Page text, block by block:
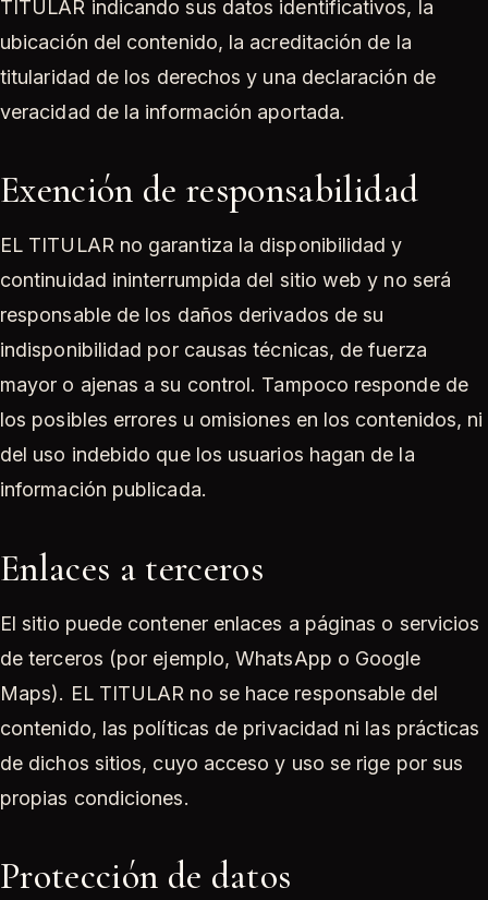
TITULAR indicando sus datos identificativos, la
ubicación del contenido, la acreditación de la
titularidad de los derechos y una declaración de
veracidad de la información aportada.
Exención de responsabilidad
EL TITULAR no garantiza la disponibilidad y
continuidad ininterrumpida del sitio web y no será
responsable de los daños derivados de su
indisponibilidad por causas técnicas, de fuerza
mayor o ajenas a su control. Tampoco responde de
los posibles errores u omisiones en los contenidos, ni
del uso indebido que los usuarios hagan de la
información publicada.
Enlaces a terceros
El sitio puede contener enlaces a páginas o servicios
de terceros (por ejemplo, WhatsApp o Google
Maps). EL TITULAR no se hace responsable del
contenido, las políticas de privacidad ni las prácticas
de dichos sitios, cuyo acceso y uso se rige por sus
propias condiciones.
Protección de datos